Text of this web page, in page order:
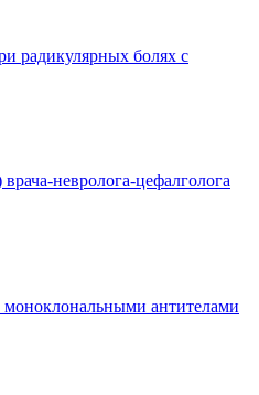
радикулярных болях с
невролога-цефалголога
антителами